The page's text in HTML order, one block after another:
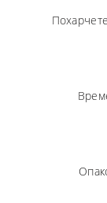
Похарчете